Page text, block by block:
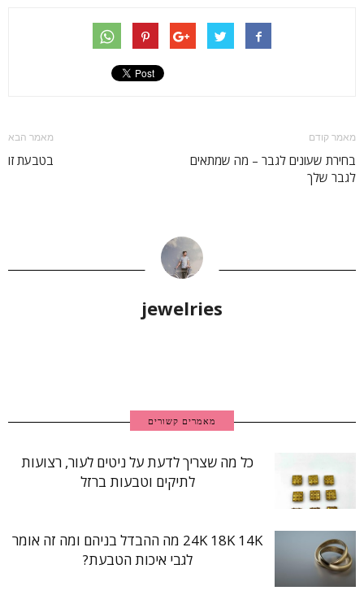
מאמר קודם
בחירת שעונים לגבר – מה שמתאים
לגבר שלך
מאמר הבא
בטבעת זו
jewelries
מאמרים קשורים
כל מה שצריך לדעת על ניטים לעור, רצועות
לתיקים וטבעות ברזל
24K 18K 14K מה ההבדל בניהם ומה זה אומר
לגבי איכות הטבעת?